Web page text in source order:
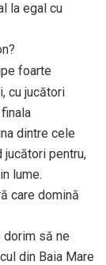
la egal cu
foarte
cu jucători
dintre cele
jucători pentru,
lume.
care domină
dorim să ne
din Baia Mare